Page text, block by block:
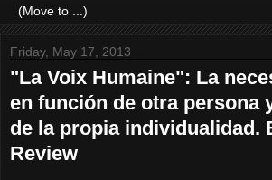
Friday, May 17, 2013
"La Voix Humaine": La
en función de otra persona
de la propia individualidad.
Review